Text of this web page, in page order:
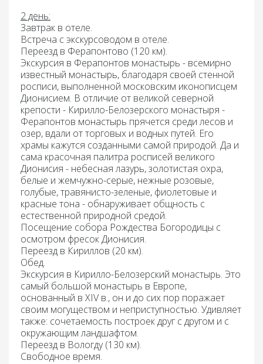
2 день:
Завтрак в отеле.
Встреча с экскурсоводом в отеле.
Переезд в Ферапонтово (120 км).
Экскурсия в Ферапонтов монастырь - всемирно
известный монастырь, благодаря своей стенной
росписи, выполненной московским иконописцем
Дионисием. В отличие от великой северной
крепости - Кирилло-Белозерского монастыря -
Ферапонтов монастырь прячется среди лесов и
озер, вдали от торговых и водных путей. Его
храмы кажутся созданными самой природой. Да и
сама красочная палитра росписей великого
Дионисия - небесная лазурь, золотистая охра,
белые и жемчужно-серые, нежные розовые,
голубые, травянисто-зеленые, фиолетовые и
красные тона - обнаруживает общность с
естественной природной средой.
Посещение собора Рождества Богородицы с
осмотром фресок Дионисия.
Переезд в Кириллов (20 км).
Обед.
Экскурсия в Кирилло-Белозерский монастырь. Это
самый большой монастырь в Европе,
основанный в XIV в., он и до сих пор поражает
своим могуществом и неприступностью. Удивляет
также: сочетаемость построек друг c другом и с
окружающим ландшафтом.
Переезд в Вологду(130 км).
Свободное время.